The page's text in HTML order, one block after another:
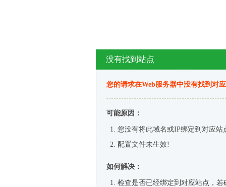
没有找到站点
您的请求在Web服务器中没有找到对
可能原因：
您没有将此域名或IP绑定到对应站
配置文件未生效!
如何解决：
检查是否已经绑定到对应站点，